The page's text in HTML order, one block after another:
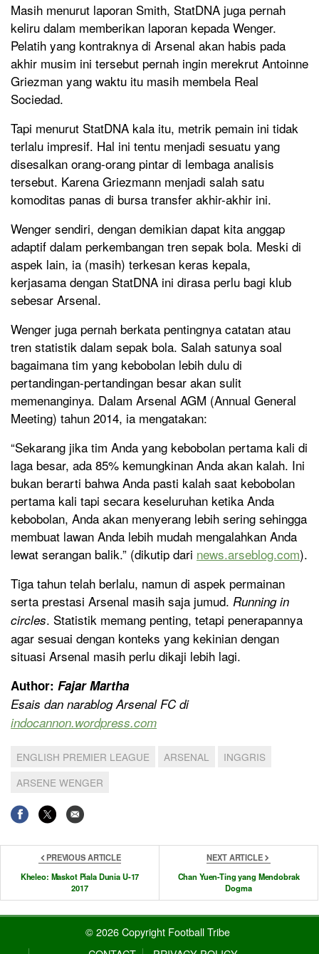
Masih menurut laporan Smith, StatDNA juga pernah
keliru dalam memberikan laporan kepada Wenger.
Pelatih yang kontraknya di Arsenal akan habis pada
akhir musim ini tersebut pernah ingin merekrut Antoinne
Griezman yang waktu itu masih membela Real
Sociedad.
Tapi menurut StatDNA kala itu, metrik pemain ini tidak
terlalu impresif. Hal ini tentu menjadi sesuatu yang
disesalkan orang-orang pintar di lembaga analisis
tersebut. Karena Griezmann menjadi salah satu
komoditas panas di bursa transfer akhir-akhir ini.
Wenger sendiri, dengan demikian dapat kita anggap
adaptif dalam perkembangan tren sepak bola. Meski di
aspek lain, ia (masih) terkesan keras kepala,
kerjasama dengan StatDNA ini dirasa perlu bagi klub
sebesar Arsenal.
Wenger juga pernah berkata pentingnya catatan atau
tren statistik dalam sepak bola. Salah satunya soal
bagaimana tim yang kebobolan lebih dulu di
pertandingan-pertandingan besar akan sulit
memenanginya. Dalam Arsenal AGM (Annual General
Meeting) tahun 2014, ia mengatakan:
“Sekarang jika tim Anda yang kebobolan pertama kali di
laga besar, ada 85% kemungkinan Anda akan kalah. Ini
bukan berarti bahwa Anda pasti kalah saat kebobolan
pertama kali tapi secara keseluruhan ketika Anda
kebobolan, Anda akan menyerang lebih sering sehingga
membuat lawan Anda lebih mudah mengalahkan Anda
lewat serangan balik.” (dikutip dari news.arseblog.com).
Tiga tahun telah berlalu, namun di aspek permainan
serta prestasi Arsenal masih saja jumud. Running in
circles. Statistik memang penting, tetapi penerapannya
agar sesuai dengan konteks yang kekinian dengan
situasi Arsenal masih perlu dikaji lebih lagi.
Author: Fajar Martha
Esais dan narablog Arsenal FC di
indocannon.wordpress.com
ENGLISH PREMIER LEAGUE ARSENAL
INGGRIS
ARSENE WENGER
PREVIOUS ARTICLE
Kheleo: Maskot Piala Dunia U-17
2017
NEXT ARTICLE
Chan Yuen-Ting yang Mendobrak
Dogma
© 2026 Copyright Football Tribe